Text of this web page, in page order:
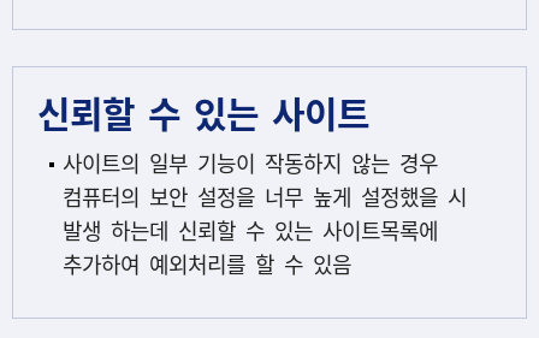
신뢰할 수 있는 사이트
사이트의 일부 기능이 작동하지 않는 경우
컴퓨터의 보안 설정을 너무 높게 설정했을 시
발생 하는데 신뢰할 수 있는 사이트목록에
추가하여 예외처리를 할 수 있음